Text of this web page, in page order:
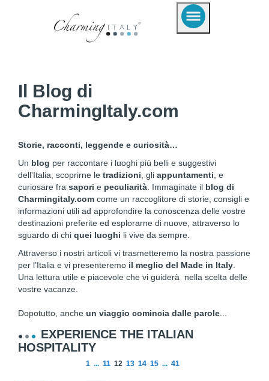
Il Blog di
CharmingItaly.com
Storie, racconti, leggende e curiosità…
Un blog per raccontare i luoghi più belli e suggestivi
dell'Italia, scoprirne le tradizioni , gli appuntamenti , e
curiosare fra sapori e peculiarità . Immaginate il blog di
Charmingitaly.com come un raccoglitore di storie, consigli e
informazioni utili ad approfondire la conoscenza delle vostre
destinazioni preferite ed esplorarne di nuove, attraverso lo
sguardo di chi quei luoghi li vive da sempre.
Attraverso i nostri articoli vi trasmetteremo la nostra passione
per l’Italia e vi presenteremo il meglio del Made in Italy
Una lettura utile e piacevole che vi guiderà nella scelta delle
vostre vacanze.
Dopotutto, anche un viaggio comincia dalle parole
EXPERIENCE THE ITALIAN
HOSPITALITY
1 ... 11 12 13 14 15 ... 41